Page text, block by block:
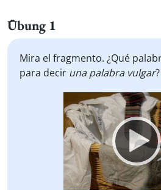
Übung 1
Mira el fragmento. ¿Qué
para decir una palabra vulgar?
Video
Player